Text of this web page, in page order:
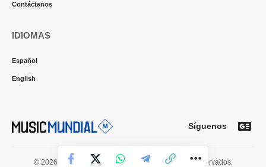
Contáctanos
IDIOMAS
Español
English
Síguenos
© 2026 Music Mundial News. Todos los derechos reservados.